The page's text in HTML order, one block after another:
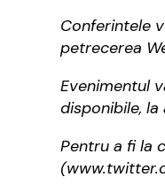
Conferintele
petrecerea
Evenimentul
disponibile, la
Pentru a fi la